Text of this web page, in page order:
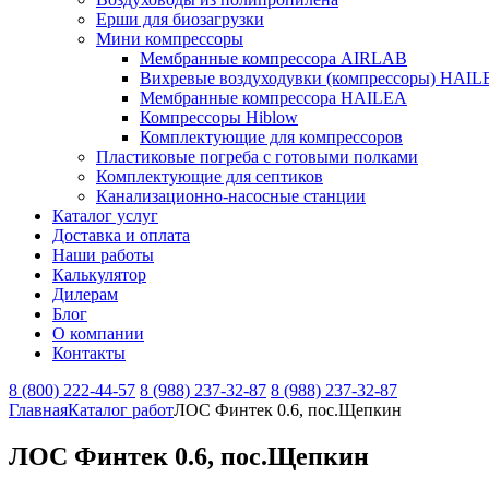
Ерши для биозагрузки
Мини компрессоры
Мембранные компрессора AIRLAB
Вихревые воздуходувки (компрессоры)
Мембранные компрессора HAILEA
Компрессоры Hiblow
Комплектующие для компрессоров
Пластиковые погреба с готовыми полками
Комплектующие для септиков
Канализационно-насосные станции
Каталог услуг
Доставка и оплата
Наши работы
Калькулятор
Дилерам
Блог
О компании
Контакты
8 (800) 222-44-57 8 (988) 237-32-87 8 (988) 237-32-87
ГлавнаяКаталог работЛОС Финтек 0.6, пос.Щепкин
ЛОС Финтек 0.6, пос.Щепкин